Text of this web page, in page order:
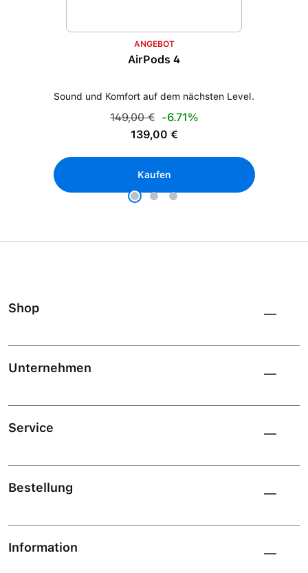
ANGEBOT
AirPods 4
Sound und Komfort auf dem nächsten Level.
Verkaufspreis:
Regulärer Preis:
149,00 € -6.71%
139,00 €
Kaufen
Shop
Unternehmen
Service
Bestellung
Information